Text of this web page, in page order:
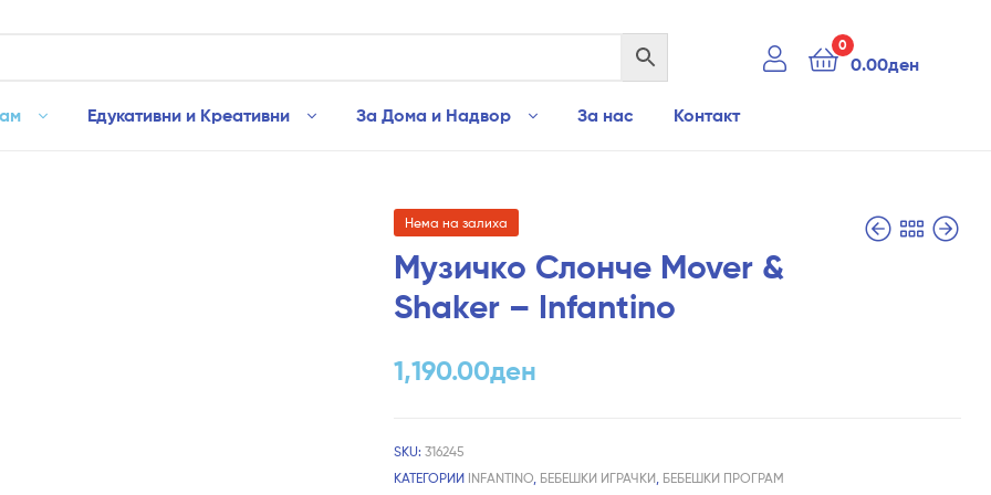
0
0.00ден
Едукативни и Креативни За Дома и Надвор За нас Контакт
Нема на залиха
Музичко Слонче Mover &
Shaker – Infantino
1,190.00ден
SKU:316245
КАТЕГОРИИ INFANTINO БЕБЕШКИ ИГРАЧКИ БЕБЕШКИ ПРОГРАМ